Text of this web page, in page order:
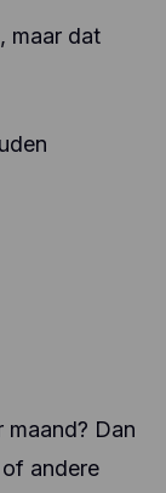
maar dat
Dan
andere